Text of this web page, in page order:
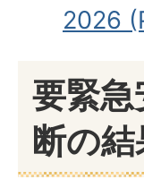
2026
要緊
断の